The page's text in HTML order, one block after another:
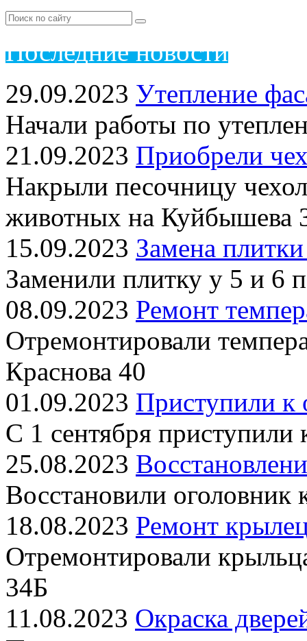
Последние новости
29.09.2023 Утепление
Начали работы по
21.09.2023 Приобрели
Накрыли песочницу
животных на Куйбышева
15.09.2023 Замена
Заменили плитку у 5 и 6
08.09.2023 Ремонт
Отремонтировали
Краснова 40
01.09.2023 Приступили к
С 1 сентября
25.08.2023
Восстановили
18.08.2023 Ремонт
Отремонтировали
34Б
11.08.2023 Окраска